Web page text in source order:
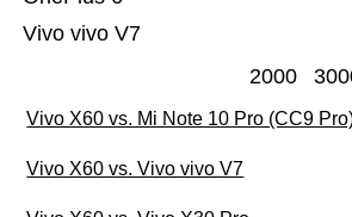
Vivo vivo V7
2000
Vivo X60 vs. Mi Note 10 Pro (CC9
Vivo X60 vs. Vivo vivo V7